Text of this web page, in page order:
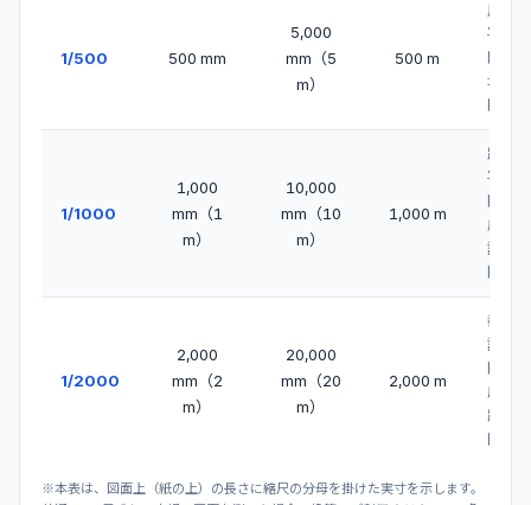
1/500 500 mm
5,000
mm（5
m）
500 m
用地
平面
地形
1/1000
1,000
mm（1
m）
10,000
mm（10
m）
1,000 m
路線
平面
広域
計画
1/2000
2,000
mm（2
m）
20,000
mm（20
m）
2,000 m
都市
計画
広域
路線
※本表は、図面上（紙の上）の長さに縮尺の分母を掛けた実寸を示します。